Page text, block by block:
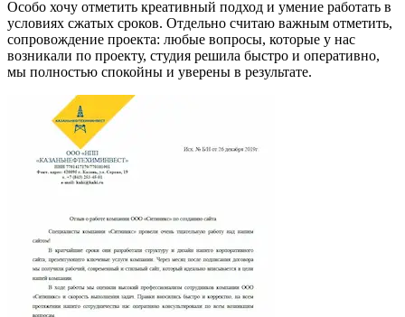
Особо хочу отметить креативный подход и умение работать в
условиях сжатых сроков. Отдельно считаю важным отметить,
сопровождение проекта: любые вопросы, которые у нас
возникали по проекту, студия решила быстро и оперативно,
мы полностью спокойны и уверены в результате.